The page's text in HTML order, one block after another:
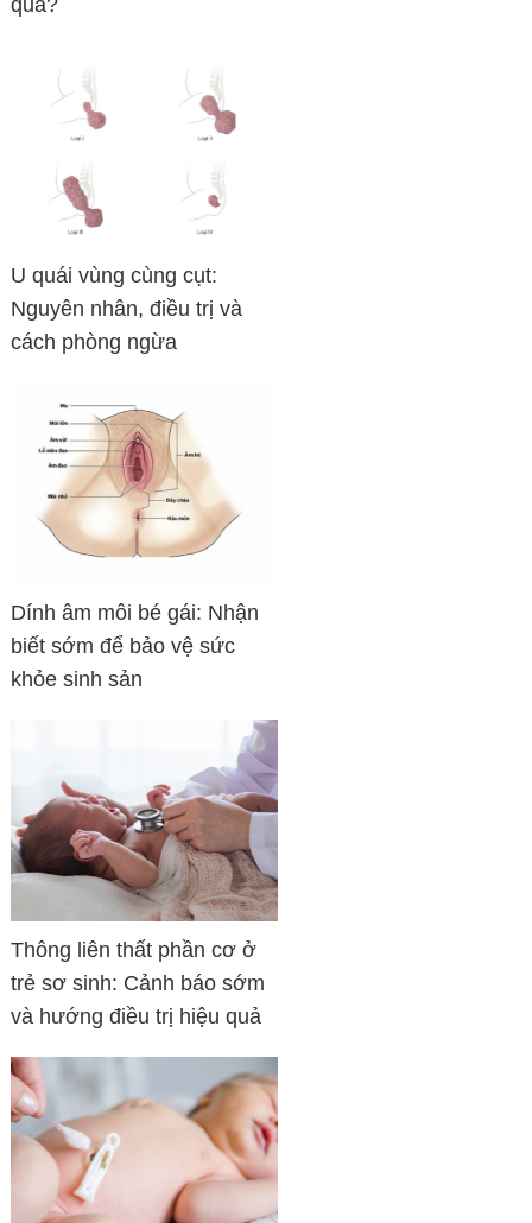
quả?
U quái vùng cùng cụt:
Nguyên nhân, điều trị và
cách phòng ngừa
Dính âm môi bé gái: Nhận
biết sớm để bảo vệ sức
khỏe sinh sản
Thông liên thất phần cơ ở
trẻ sơ sinh: Cảnh báo sớm
và hướng điều trị hiệu quả